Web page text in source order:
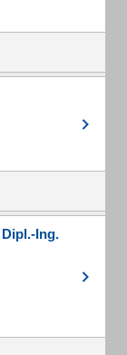
Ing.